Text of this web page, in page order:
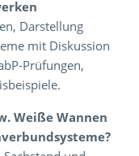
Darstellung
mit Diskussion
Prüfungen,
Weiße Wannen